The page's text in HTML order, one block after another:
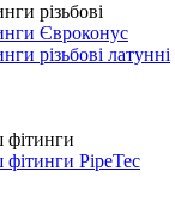
різьбові
Євроконус
різьбові латунні
PipeTec